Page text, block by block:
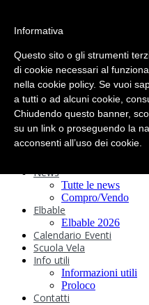
Regolamenti
Storia
Ormeggi
Sede e Servizi
Attività
Safeguarding
News
Tutte le news
Compro/Vendo
Elbable
Elbable 2026
Calendario Eventi
Scuola Vela
Info utili
Informazioni utili
Proloco
Contatti
Informativa
Questo sito o gli strumenti
di cookie necessari al
nella cookie policy. Se vuoi
a tutti o ad alcuni cookie,
Chiudendo questo banner,
su un link o proseguendo la
acconsenti all’uso dei cookie.